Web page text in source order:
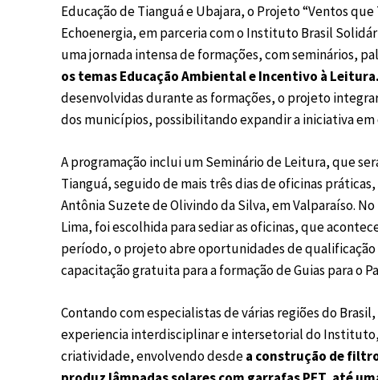
Educação de Tianguá e Ubajara, o Projeto “Ventos
Echoenergia, em parceria com o Instituto Brasil
uma jornada intensa de formações, com seminários,
os temas Educação Ambiental e Incentivo à Leitura.
desenvolvidas durante as formações, o projeto
dos municípios, possibilitando expandir a iniciativa em
A programação inclui um Seminário de Leitura, que
Tianguá, seguido de mais três dias de oficinas
Antônia Suzete de Olivindo da Silva, em Valparaíso.
Lima, foi escolhida para sediar as oficinas, que
período, o projeto abre oportunidades de
capacitação gratuita para a formação de Guias para o
Contando com especialistas de várias regiões do
experiencia interdisciplinar e intersetorial do
criatividade, envolvendo desdea construção de